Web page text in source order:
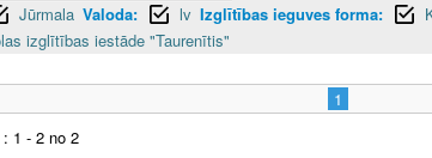
Jūrmala Valoda: lv Izglītības ieguves forma:
izglītības iestāde "Taurenītis"
1
1 - 2 no 2